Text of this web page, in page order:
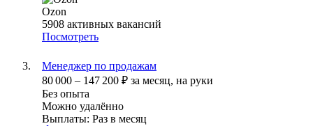
Ozon
5908 активных вакансий
Посмотреть
Менеджер по продажам
80 000 – 147 200 ₽ за месяц, на руки
Без опыта
Можно удалённо
Выплаты: Раз в месяц